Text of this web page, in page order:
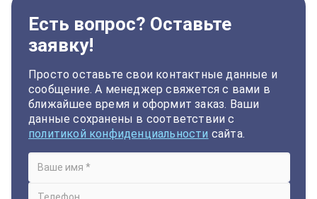
Есть вопрос? Оставьте
заявку!
Просто оставьте свои контактные данные и
сообщение. А менеджер свяжется с вами в
ближайшее время и оформит заказ. Ваши
данные сохранены в соответствии с
политикой конфиденциальности сайта.